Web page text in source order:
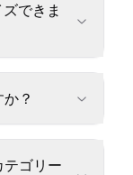
できま
？
ゴリー